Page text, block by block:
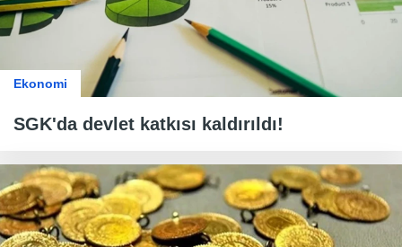
Ekonomi
SGK'da devlet katkısı kaldırıldı!